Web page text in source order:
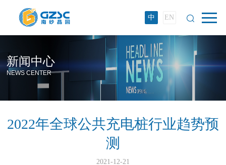
中 EN
新闻中心
NEWS CENTER
2022年全球公共充电桩行业趋势预
测
2021-12-21